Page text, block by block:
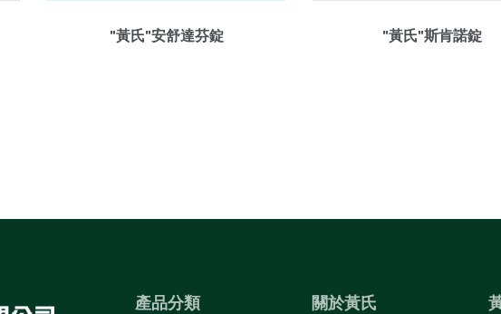
"黃氏"安舒達芬錠 "黃氏"斯肯諾錠
產品分類 關於黃氏